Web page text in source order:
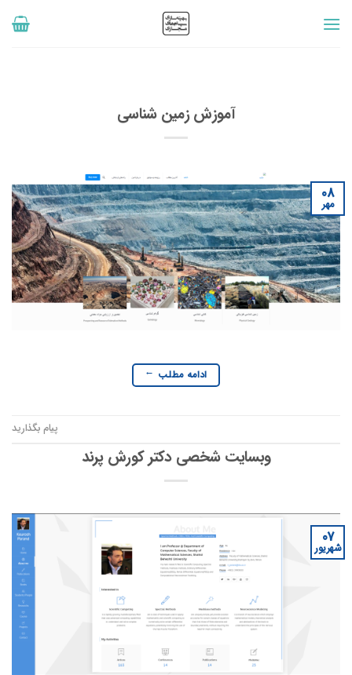
آموزش زمین شناسی
08
مهر
ادامه مطلب →
پیام بگذارید
وبسایت شخصی دکتر کورش پرند
07
شهریور